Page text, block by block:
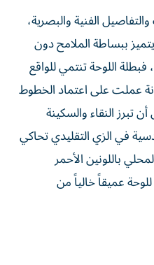
الفنية والبصرية،
ببساطة الملامح دون
فبطلة اللوحة تنتمي للواقع
عملت على اعتماد الخطوط
تبرز النقاء والسكينة
في الزي التقليدي تحاكي
باللونين الأحمر
عميقاً خالياً من